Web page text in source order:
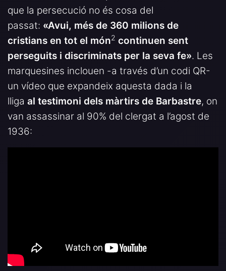
que la persecució no és cosa del
passat: «Avui, més de 360 milions de
cristians en tot el món2 continuen sent
perseguits i discriminats per la seva fe». Les
marquesines inclouen -a través d’un codi QR-
un vídeo que expandeix aquesta dada i la
lliga al testimoni dels màrtirs de Barbastre, on
van assassinar al 90% del clergat a l’agost de
1936: